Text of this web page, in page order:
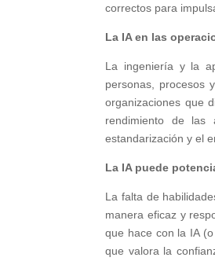
correctos para
La IA en las
La ingeniería y la
personas, procesos
organizaciones que
rendimiento de las
estandarización y el
La IA puede
La falta de
manera eficaz y
que hace con la IA
que valora la